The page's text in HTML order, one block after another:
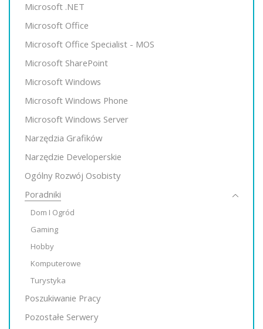
Microsoft .NET
Microsoft Office
Microsoft Office Specialist - MOS
Microsoft SharePoint
Microsoft Windows
Microsoft Windows Phone
Microsoft Windows Server
Narzędzia Grafików
Narzędzie Developerskie
Ogólny Rozwój Osobisty
Poradniki
Dom I Ogród
Gaming
Hobby
Komputerowe
Turystyka
Poszukiwanie Pracy
Pozostałe Serwery